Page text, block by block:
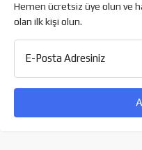
Hemen ücretsiz üye olun ve
olan ilk kişi olun.
E-Posta Adresiniz